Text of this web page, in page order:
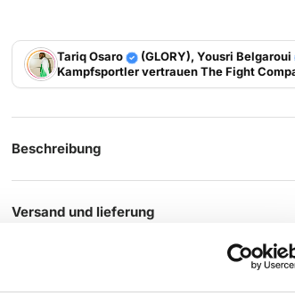
Tariq Osaro (GLORY), Yousri Belgaroui
Kampfsportler vertrauenThe Fight
Beschreibung
Versand und lieferung